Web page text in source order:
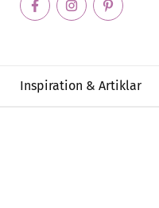
Inspiration & Artiklar